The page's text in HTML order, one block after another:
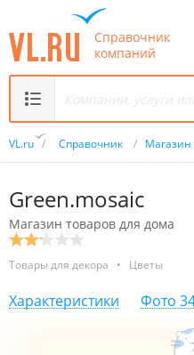
Справочник
компаний
VL.ru / Справочник / Магазин
Green.mosaic
Магазин товаров для дома
Товары для декора • Цветы
Характеристики Фото